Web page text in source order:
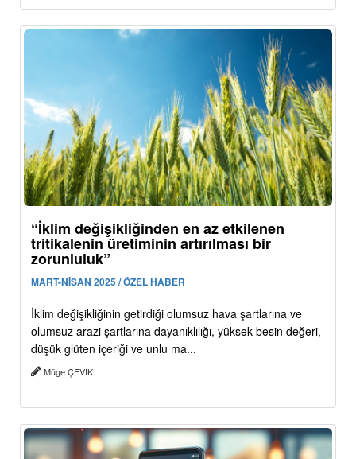
“İklim değişikliğinden en az etkilenen
tritikalenin üretiminin artırılması bir
zorunluluk”
MART-NİSAN 2025 / ÖZEL HABER
İklim değişikliğinin getirdiği olumsuz hava şartlarına ve
olumsuz arazi şartlarına dayanıklılığı, yüksek besin değeri,
düşük glüten içeriği ve unlu ma...
Müge ÇEVİK